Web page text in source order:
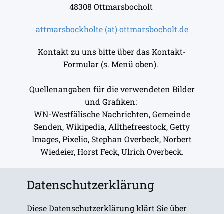
48308 Ottmarsbocholt
attmarsbockholte (at) ottmarsbocholt.de
Kontakt zu uns bitte über das Kontakt-
Formular (s. Menü oben).
Quellenangaben für die verwendeten Bilder
und Grafiken:
WN-Westfälische Nachrichten, Gemeinde
Senden, Wikipedia, Allthefreestock, Getty
Images, Pixelio, Stephan Overbeck, Norbert
Wiedeier, Horst Feck, Ulrich Overbeck.
Datenschutzerklärung
Diese Datenschutzerklärung klärt Sie über